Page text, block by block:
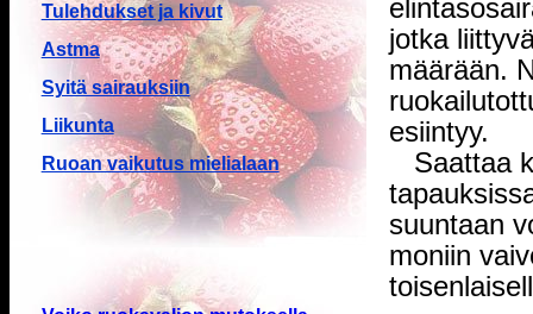
Tulehdukset ja kivut
Astma
Syitä sairauksiin
Liikunta
Ruoan vaikutus mielialaan
jotka
määrään.
esiintyy.
Saattaa
suuntaan
moniin